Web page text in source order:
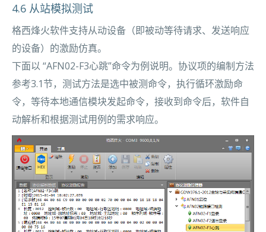
4.6 从站模拟测试
格西烽火软件支持从动设备（即被动等待请求、发送响应
的设备）的激励仿真。
下面以 “AFN02-F3心跳”命令为例说明。协议项的编制方法
参考3.1节，测试方法是选中被测命令，执行循环激励命
令，等待本地通信模块发起命令，接收到命令后，软件自
动解析和根据测试用例的需求响应。